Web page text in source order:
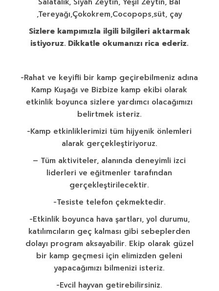
,Tereyağı,Çokokrem,Cocopops,süt, çay
Sizlere kampımızla ilgili bilgileri aktarmak
istiyoruz. Dikkatle okumanızı rica ederiz.
-Rahat ve keyifli bir kamp geçirebilmeniz adına
Kamp Kuşağı ve Bizbize kamp ekibi olarak
etkinlik boyunca sizlere yardımcı olacağımızı
belirtmek isteriz.
-Kamp etkinliklerimizi tüm hijyenik önlemleri
alarak gerçekleştiriyoruz.
– Tüm aktiviteler, alanında deneyimli izci
liderleri ve eğitmenler tarafından
gerçekleştirilecektir.
-Tesiste telefon çekmektedir.
-Etkinlik boyunca hava şartları, yol durumu,
katılımcıların geç kalması gibi sebeplerden
dolayı program aksayabilir. Ekip olarak güzel
bir kamp geçmesi için elimizden geleni
yapacağımızı bilmenizi isteriz.
-Evcil hayvan getirebilirsiniz.